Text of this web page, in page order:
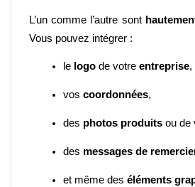
L’un comme l’autre sont
Vous pouvez intégrer :
le logo de votre entreprise,
vos coordonnées,
des photos produits ou de
des messages de
et même des éléments